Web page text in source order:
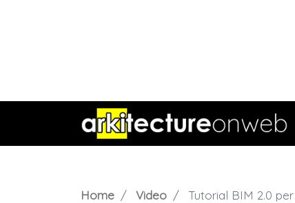
Home Video Tutorial BIM 2.0